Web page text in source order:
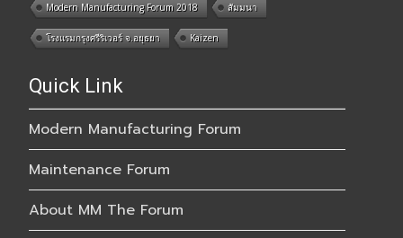
Modern Manufacturing Forum 2018 สัมมนา
โรงแรมกรุงศรีริเวอร์ จ.อยุธยา Kaizen
Quick Link
Modern Manufacturing Forum
Maintenance Forum
About MM The Forum